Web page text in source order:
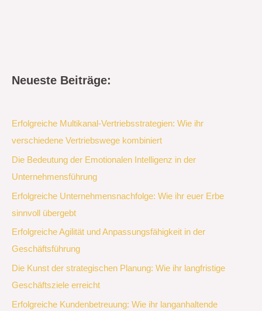
Neueste Beiträge:
Erfolgreiche Multikanal-Vertriebsstrategien: Wie ihr
verschiedene Vertriebswege kombiniert
Die Bedeutung der Emotionalen Intelligenz in der
Unternehmensführung
Erfolgreiche Unternehmensnachfolge: Wie ihr euer Erbe
sinnvoll übergebt
Erfolgreiche Agilität und Anpassungsfähigkeit in der
Geschäftsführung
Die Kunst der strategischen Planung: Wie ihr langfristige
Geschäftsziele erreicht
Erfolgreiche Kundenbetreuung: Wie ihr langanhaltende